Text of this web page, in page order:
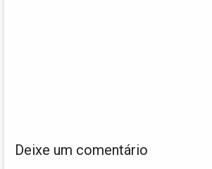
Deixe um comentário